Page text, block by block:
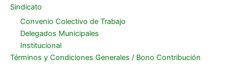
Sindicato
Convenio Colectivo de Trabajo
Delegados Municipales
Institucional
Términos y Condiciones Generales / Bono Contribución